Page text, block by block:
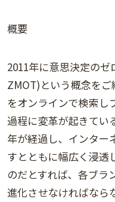
概要
2011年に意思決定の
ZMOT)という概念を
をオンラインで検索し
過程に変革が起きてい
年が経過し、インター
すとともに幅広く浸透
のだとすれば、各ブラ
進化させなければなら